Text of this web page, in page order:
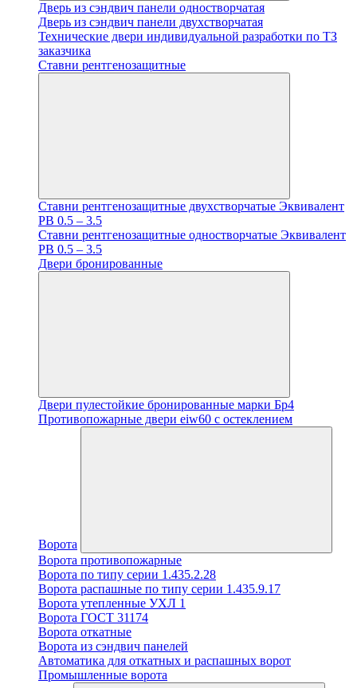
Дверь из сэндвич панели одностворчатая
Дверь из сэндвич панели двухстворчатая
Технические двери индивидуальной разработки по ТЗ
заказчика
Ставни рентгенозащитные
Ставни рентгенозащитные двухстворчатые Эквивалент
PB 0.5 – 3.5
Ставни рентгенозащитные одностворчатые Эквивалент
PB 0.5 – 3.5
Двери бронированные
Двери пулестойкие бронированные марки Бр4
Противопожарные двери eiw60 с остеклением
Ворота
Ворота противопожарные
Ворота по типу серии 1.435.2.28
Ворота распашные по типу серии 1.435.9.17
Ворота утепленные УХЛ 1
Ворота ГОСТ 31174
Ворота откатные
Ворота из сэндвич панелей
Автоматика для откатных и распашных ворот
Промышленные ворота